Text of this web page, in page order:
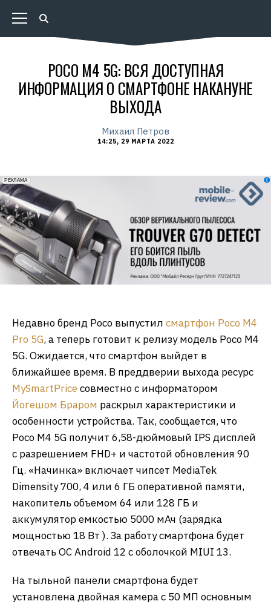
POCO M4 5G: ВСЯ ДОСТУПНАЯ
ИНФОРМАЦИЯ О СМАРТФОНЕ НАКАНУНЕ
ВЫХОДА
Михаил Петров
14:25, 29 МАРТА 2022
erid: 2VfnxxmNzs5
РЕКЛАМА
Недавно бренд Poco выпустил смартфон Poco M4
Pro 5G, а теперь готовит к релизу модель Poco M4
5G. Ожидается, что смартфон выйдет в
ближайшее время. В преддверии выхода ресурс
MySmartPriceсовместно с информатором
Йогешом Браром раскрыл характеристики и
особенности устройства. Так, сообщается, что
Poco M4 5G получит 6,58-дюймовый IPS дисплей
с разрешением FHD+ и частотой обновления 90
Гц. «Начинка» включает чипсет MediaTek
Dimensity 700, 4 или 6 ГБ оперативной памяти,
накопитель объемом 64 или 128 ГБ и
аккумулятор емкостью 5000 мАч (зарядка
мощностью 18 Вт ). За работу смартфона будет
отвечать ОС Android 12 с оболочкой MIUI 13.
На тыльной панели смартфона будет
установлена ​​двойная камера с 50 МП основным